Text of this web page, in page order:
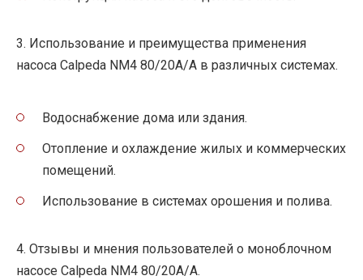
3. Использование и преимущества применения
насоса Calpeda NM4 80/20A/A в различных системах.
Водоснабжение дома или здания.
Отопление и охлаждение жилых и коммерческих
помещений.
Использование в системах орошения и полива.
4. Отзывы и мнения пользователей о моноблочном
насосе Calpeda NM4 80/20A/A.